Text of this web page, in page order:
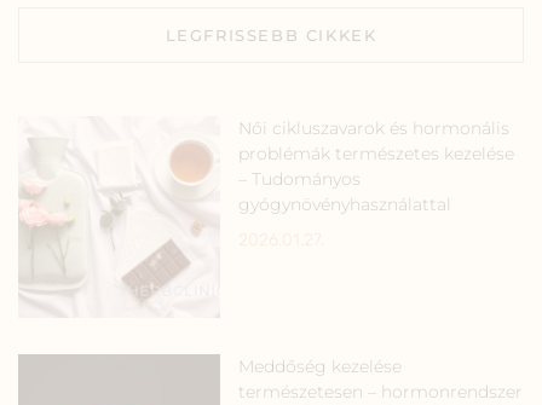
LEGFRISSEBB CIKKEK
Női cikluszavarok és hormonális
problémák természetes kezelése
– Tudományos
gyógynövényhasználattal
Meddőség kezelése
természetesen – hormonrendszer